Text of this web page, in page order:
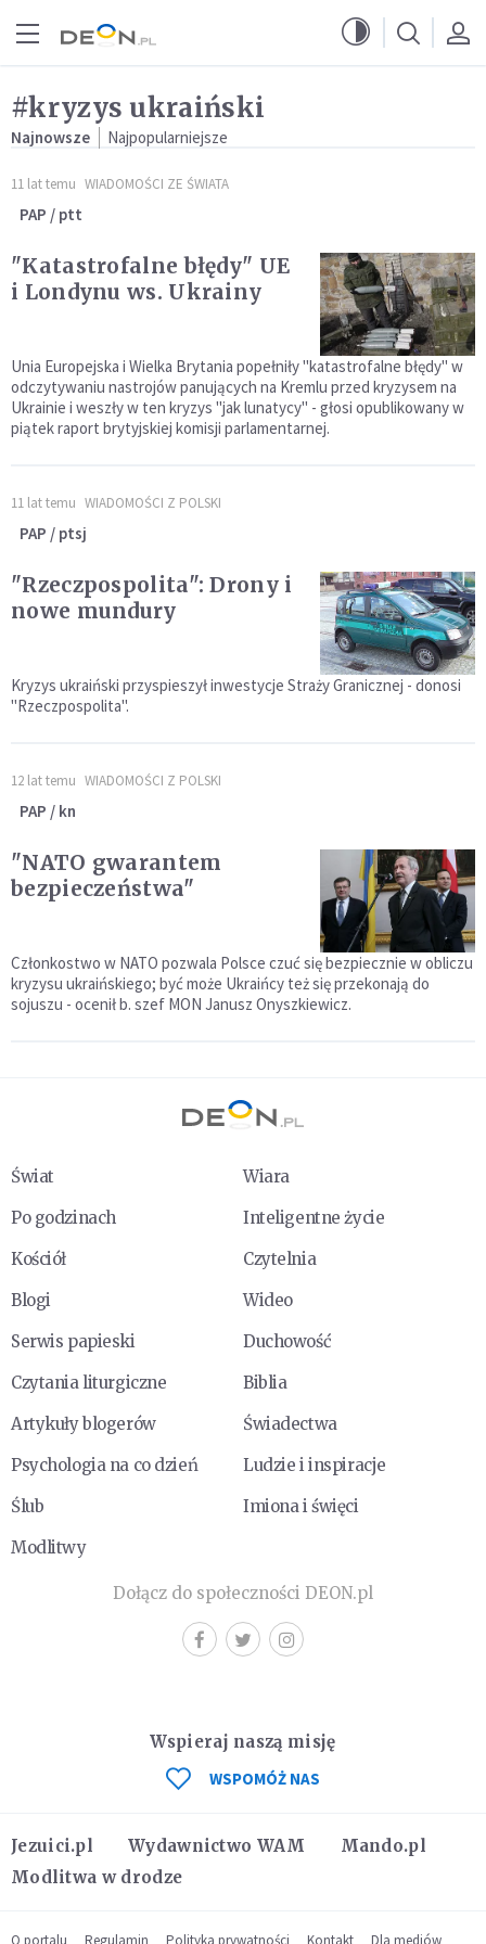
#kryzys ukraiński
Najnowsze Najpopularniejsze
11 lat temu WIADOMOŚCI ZE ŚWIATA
PAP / ptt
"Katastrofalne błędy" UE
i Londynu ws. Ukrainy
Unia Europejska i Wielka Brytania popełniły "katastrofalne błędy" w
odczytywaniu nastrojów panujących na Kremlu przed kryzysem na
Ukrainie i weszły w ten kryzys "jak lunatycy" - głosi opublikowany w
piątek raport brytyjskiej komisji parlamentarnej.
11 lat temu WIADOMOŚCI Z POLSKI
PAP / ptsj
"Rzeczpospolita": Drony i
nowe mundury
Kryzys ukraiński przyspieszył inwestycje Straży Granicznej - donosi
"Rzeczpospolita".
12 lat temu WIADOMOŚCI Z POLSKI
PAP / kn
"NATO gwarantem
bezpieczeństwa"
Członkostwo w NATO pozwala Polsce czuć się bezpiecznie w obliczu
kryzysu ukraińskiego; być może Ukraińcy też się przekonają do
sojuszu - ocenił b. szef MON Janusz Onyszkiewicz.
Świat
Wiara
Po godzinach
Inteligentne życie
Kościół
Czytelnia
Blogi
Wideo
Serwis papieski
Duchowość
Czytania liturgiczne
Biblia
Artykuły blogerów
Świadectwa
Psychologia na co dzień
Ludzie i inspiracje
Ślub
Imiona i święci
Modlitwy
Dołącz do społeczności DEON.pl
Jezuici.pl Wydawnictwo WAM
Mando.pl
Modlitwa w drodze
Wspieraj naszą misję
WSPOMÓŻ NAS